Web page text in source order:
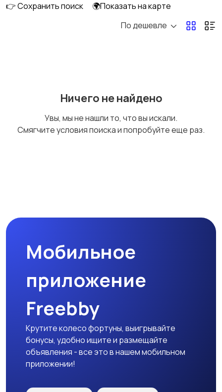
Бритвы и эпиляторы
👉 Сохранить поиск
🌍Показать на карте
По дешевле
Ничего не найдено
Увы, мы не нашли то, что вы искали.
Смягчите условия поиска и попробуйте еще раз.
Мобильное
приложение
Freebby
Крутите колесо фортуны, выигрывайте
бонусы, удобно ищите и размещайте
объявления - все это в нашем мобильном
приложении!